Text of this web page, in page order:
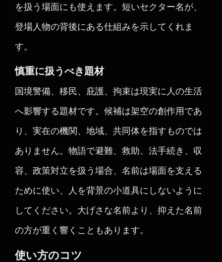
を扱う場面にも使えます。短いセクター名が、
登場人物の背後にある仕組みを示してくれま
す。
慎重に扱うべき題材
国境警備、移民、庇護、拘束は現実に人の生活
へ影響する題材です。候補は架空の創作用であ
り、実在の機関、地域、共同体を指すものでは
ありません。物語で避難、救助、法手続き、収
容、政策対立を扱う場合、名前は場面を支える
ために使い、人を背景の小道具にしないように
してください。大げさな名前より、抑えた名前
の方が重く響くこともあります。
使い方のコツ